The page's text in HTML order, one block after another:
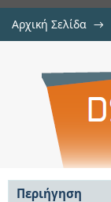
Αρχική Σελίδα →
Περιήγηση